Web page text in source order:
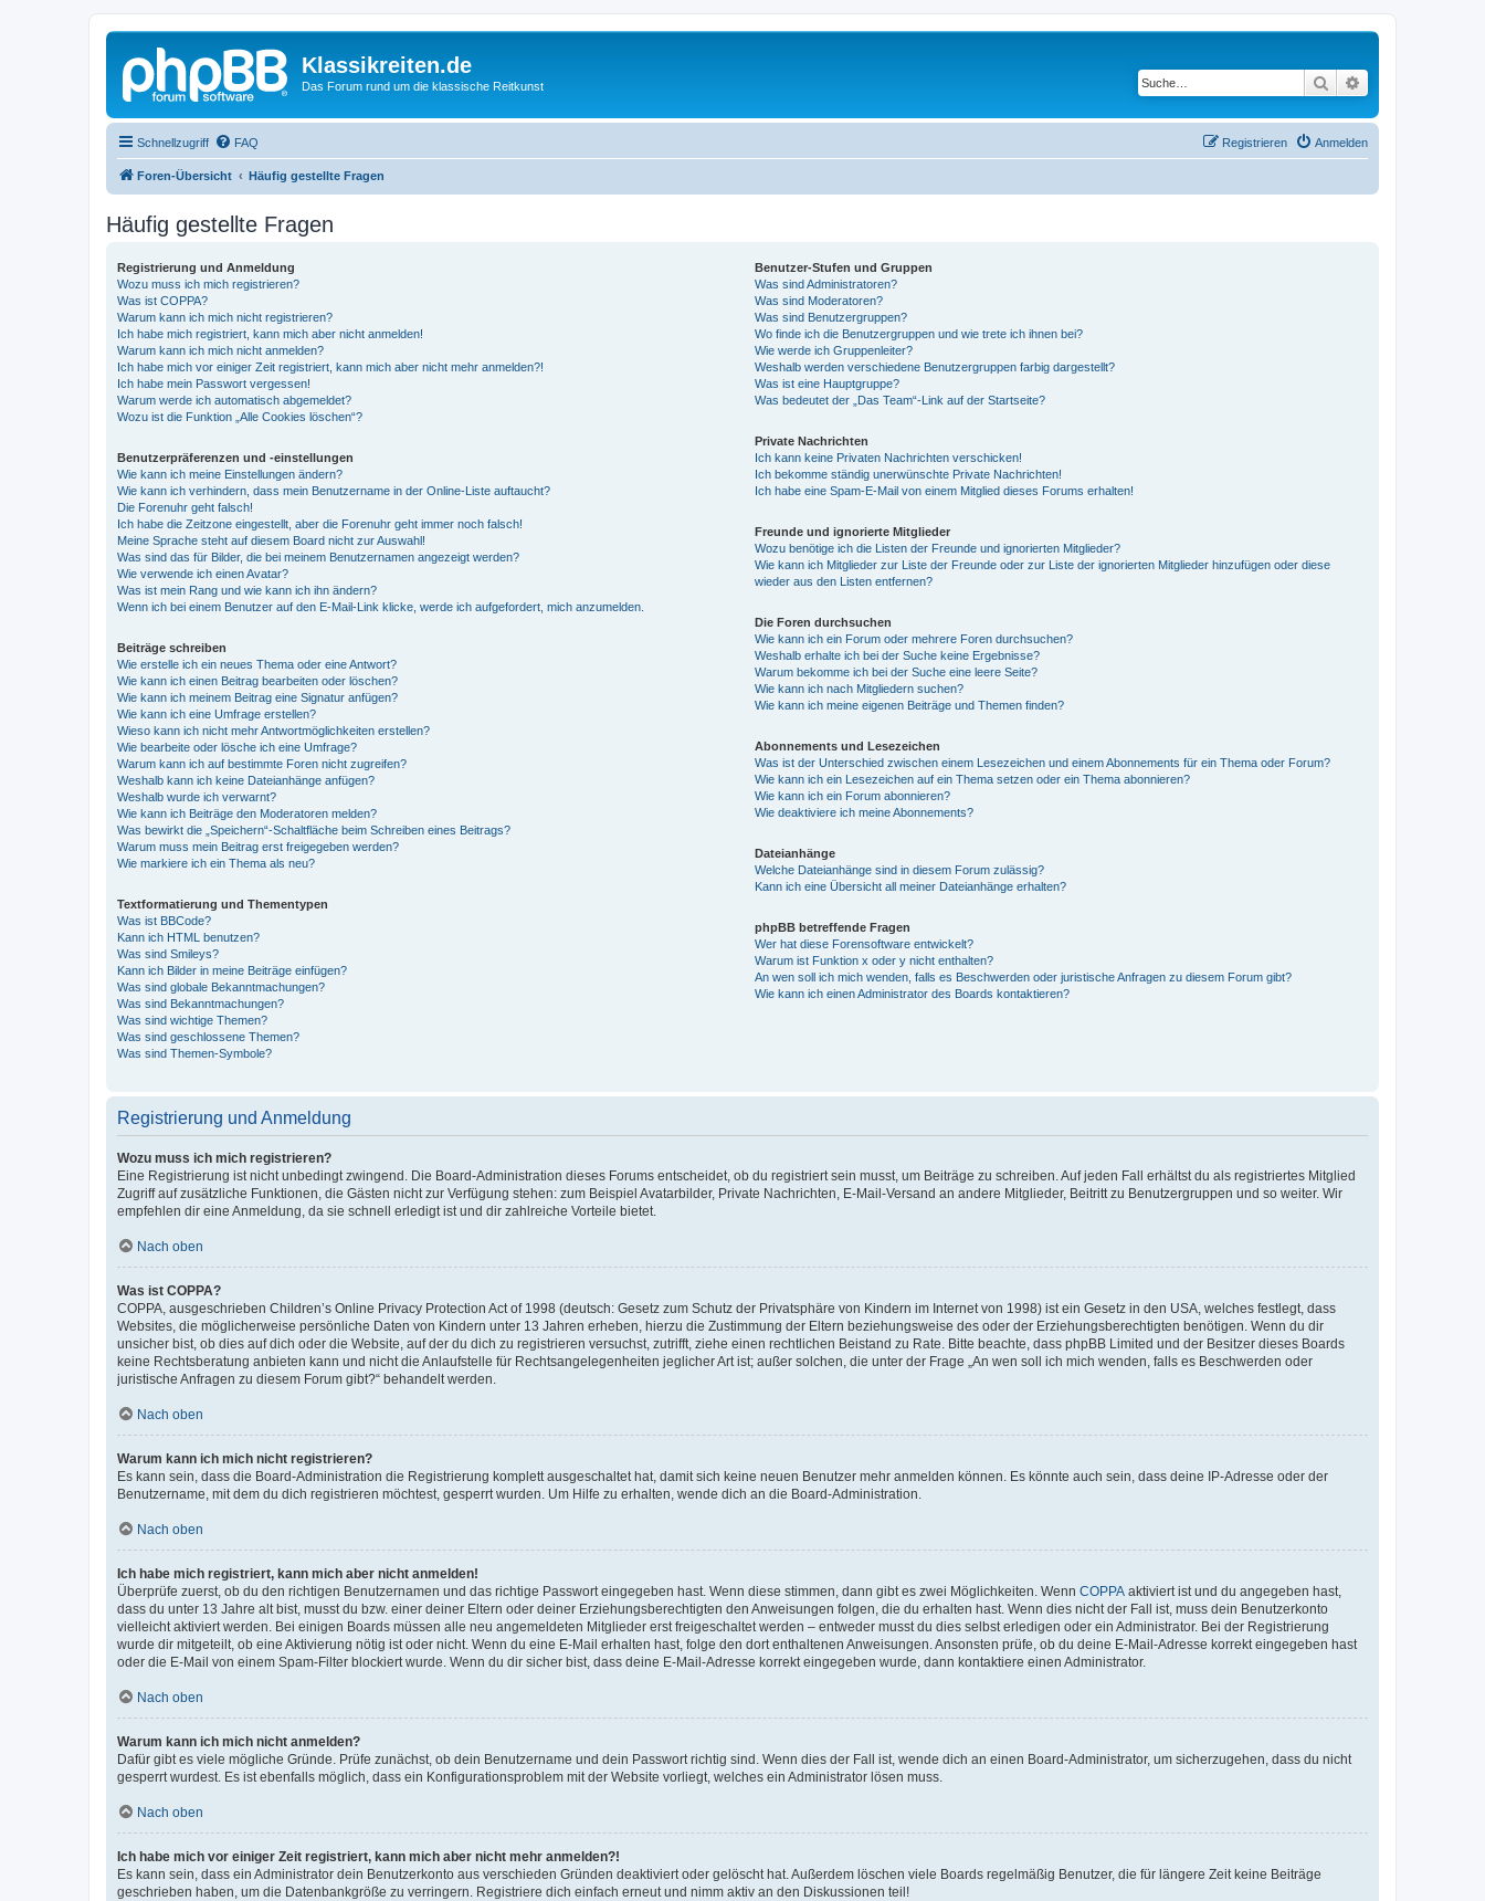
Klassikreiten.de
Das Forum rund um die klassische Reitkunst Suche
Schnellzugriff FAQ Anmelden
Registrieren
Foren-Übersicht Häufig gestellte Fragen
Häufig gestellte Fragen
Registrierung und Anmeldung
Wozu muss ich mich registrieren?
Was ist COPPA?
Warum kann ich mich nicht registrieren?
Ich habe mich registriert, kann mich aber nicht anmelden!
Warum kann ich mich nicht anmelden?
Ich habe mich vor einiger Zeit registriert, kann mich aber nicht mehr anmelden?!
Ich habe mein Passwort vergessen!
Warum werde ich automatisch abgemeldet?
Wozu ist die Funktion „Alle Cookies löschen“?
Benutzerpräferenzen und -einstellungen
Wie kann ich meine Einstellungen ändern?
Wie kann ich verhindern, dass mein Benutzername in der Online-Liste auftaucht?
Die Forenuhr geht falsch!
Ich habe die Zeitzone eingestellt, aber die Forenuhr geht immer noch falsch!
Meine Sprache steht auf diesem Board nicht zur Auswahl!
Was sind das für Bilder, die bei meinem Benutzernamen angezeigt werden?
Wie verwende ich einen Avatar?
Was ist mein Rang und wie kann ich ihn ändern?
Wenn ich bei einem Benutzer auf den E-Mail-Link klicke, werde ich aufgefordert, mich anzumelden.
Beiträge schreiben
Wie erstelle ich ein neues Thema oder eine Antwort?
Wie kann ich einen Beitrag bearbeiten oder löschen?
Wie kann ich meinem Beitrag eine Signatur anfügen?
Wie kann ich eine Umfrage erstellen?
Wieso kann ich nicht mehr Antwortmöglichkeiten erstellen?
Wie bearbeite oder lösche ich eine Umfrage?
Warum kann ich auf bestimmte Foren nicht zugreifen?
Weshalb kann ich keine Dateianhänge anfügen?
Weshalb wurde ich verwarnt?
Wie kann ich Beiträge den Moderatoren melden?
Was bewirkt die „Speichern“-Schaltfläche beim Schreiben eines Beitrags?
Warum muss mein Beitrag erst freigegeben werden?
Wie markiere ich ein Thema als neu?
Textformatierung und Thementypen
Was ist BBCode?
Kann ich HTML benutzen?
Was sind Smileys?
Kann ich Bilder in meine Beiträge einfügen?
Was sind globale Bekanntmachungen?
Was sind Bekanntmachungen?
Was sind wichtige Themen?
Was sind geschlossene Themen?
Was sind Themen-Symbole?
Benutzer-Stufen und Gruppen
Was sind Administratoren?
Was sind Moderatoren?
Was sind Benutzergruppen?
Wo finde ich die Benutzergruppen und wie trete ich ihnen bei?
Wie werde ich Gruppenleiter?
Weshalb werden verschiedene Benutzergruppen farbig dargestellt?
Was ist eine Hauptgruppe?
Was bedeutet der „Das Team“-Link auf der Startseite?
Private Nachrichten
Ich kann keine Privaten Nachrichten verschicken!
Ich bekomme ständig unerwünschte Private Nachrichten!
Ich habe eine Spam-E-Mail von einem Mitglied dieses Forums erhalten!
Freunde und ignorierte Mitglieder
Wozu benötige ich die Listen der Freunde und ignorierten Mitglieder?
Wie kann ich Mitglieder zur Liste der Freunde oder zur Liste der ignorierten Mitglieder hinzufügen oder diese
wieder aus den Listen entfernen?
Die Foren durchsuchen
Wie kann ich ein Forum oder mehrere Foren durchsuchen?
Weshalb erhalte ich bei der Suche keine Ergebnisse?
Warum bekomme ich bei der Suche eine leere Seite?
Wie kann ich nach Mitgliedern suchen?
Wie kann ich meine eigenen Beiträge und Themen finden?
Abonnements und Lesezeichen
Was ist der Unterschied zwischen einem Lesezeichen und einem Abonnements für ein Thema oder Forum?
Wie kann ich ein Lesezeichen auf ein Thema setzen oder ein Thema abonnieren?
Wie kann ich ein Forum abonnieren?
Wie deaktiviere ich meine Abonnements?
Dateianhänge
Welche Dateianhänge sind in diesem Forum zulässig?
Kann ich eine Übersicht all meiner Dateianhänge erhalten?
phpBB betreffende Fragen
Wer hat diese Forensoftware entwickelt?
Warum ist Funktion x oder y nicht enthalten?
An wen soll ich mich wenden, falls es Beschwerden oder juristische Anfragen zu diesem Forum gibt?
Wie kann ich einen Administrator des Boards kontaktieren?
Registrierung und Anmeldung
Wozu muss ich mich registrieren?
Eine Registrierung ist nicht unbedingt zwingend. Die Board-Administration dieses Forums entscheidet, ob du registriert sein musst, um Beiträge zu schreiben. Auf jeden Fall erhältst du als registriertes Mitglied
Zugriff auf zusätzliche Funktionen, die Gästen nicht zur Verfügung stehen: zum Beispiel Avatarbilder, Private Nachrichten, E-Mail-Versand an andere Mitglieder, Beitritt zu Benutzergruppen und so weiter. Wir
empfehlen dir eine Anmeldung, da sie schnell erledigt ist und dir zahlreiche Vorteile bietet.
Nach oben
Was ist COPPA?
COPPA, ausgeschrieben Children’s Online Privacy Protection Act of 1998 (deutsch: Gesetz zum Schutz der Privatsphäre von Kindern im Internet von 1998) ist ein Gesetz in den USA, welches festlegt, dass
Websites, die möglicherweise persönliche Daten von Kindern unter 13 Jahren erheben, hierzu die Zustimmung der Eltern beziehungsweise des oder der Erziehungsberechtigten benötigen. Wenn du dir
unsicher bist, ob dies auf dich oder die Website, auf der du dich zu registrieren versuchst, zutrifft, ziehe einen rechtlichen Beistand zu Rate. Bitte beachte, dass phpBB Limited und der Besitzer dieses Boards
keine Rechtsberatung anbieten kann und nicht die Anlaufstelle für Rechtsangelegenheiten jeglicher Art ist; außer solchen, die unter der Frage „An wen soll ich mich wenden, falls es Beschwerden oder
juristische Anfragen zu diesem Forum gibt?“ behandelt werden.
Nach oben
Warum kann ich mich nicht registrieren?
Es kann sein, dass die Board-Administration die Registrierung komplett ausgeschaltet hat, damit sich keine neuen Benutzer mehr anmelden können. Es könnte auch sein, dass deine IP-Adresse oder der
Benutzername, mit dem du dich registrieren möchtest, gesperrt wurden. Um Hilfe zu erhalten, wende dich an die Board-Administration.
Nach oben
Ich habe mich registriert, kann mich aber nicht anmelden!
Überprüfe zuerst, ob du den richtigen Benutzernamen und das richtige Passwort eingegeben hast. Wenn diese stimmen, dann gibt es zwei Möglichkeiten. Wenn COPPA aktiviert ist und du angegeben hast,
dass du unter 13 Jahre alt bist, musst du bzw. einer deiner Eltern oder deiner Erziehungsberechtigten den Anweisungen folgen, die du erhalten hast. Wenn dies nicht der Fall ist, muss dein Benutzerkonto
vielleicht aktiviert werden. Bei einigen Boards müssen alle neu angemeldeten Mitglieder erst freigeschaltet werden – entweder musst du dies selbst erledigen oder ein Administrator. Bei der Registrierung
wurde dir mitgeteilt, ob eine Aktivierung nötig ist oder nicht. Wenn du eine E-Mail erhalten hast, folge den dort enthaltenen Anweisungen. Ansonsten prüfe, ob du deine E-Mail-Adresse korrekt eingegeben hast
oder die E-Mail von einem Spam-Filter blockiert wurde. Wenn du dir sicher bist, dass deine E-Mail-Adresse korrekt eingegeben wurde, dann kontaktiere einen Administrator.
Nach oben
Warum kann ich mich nicht anmelden?
Dafür gibt es viele mögliche Gründe. Prüfe zunächst, ob dein Benutzername und dein Passwort richtig sind. Wenn dies der Fall ist, wende dich an einen Board-Administrator, um sicherzugehen, dass du nicht
gesperrt wurdest. Es ist ebenfalls möglich, dass ein Konfigurationsproblem mit der Website vorliegt, welches ein Administrator lösen muss.
Nach oben
Ich habe mich vor einiger Zeit registriert, kann mich aber nicht mehr anmelden?!
Es kann sein, dass ein Administrator dein Benutzerkonto aus verschieden Gründen deaktiviert oder gelöscht hat. Außerdem löschen viele Boards regelmäßig Benutzer, die für längere Zeit keine Beiträge
geschrieben haben, um die Datenbankgröße zu verringern. Registriere dich einfach erneut und nimm aktiv an den Diskussionen teil!